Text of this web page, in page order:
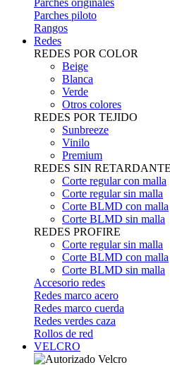
Parches originales
Parches piloto
Rangos
Redes
REDES POR COLOR
Beige
Blanca
Verde
Otros colores
REDES POR TEJIDO
Sunbreeze
Vinilo
Premium
REDES SIN RETARDANTE
Corte regular con malla
Corte regular sin malla
Corte BLMD con malla
Corte BLMD sin malla
REDES PROFIRE
Corte regular sin malla
Corte BLMD con malla
Corte BLMD sin malla
Accesorio redes
Redes marco acero
Redes marco cuerda
Redes verdes caza
Rollos de red
VELCRO